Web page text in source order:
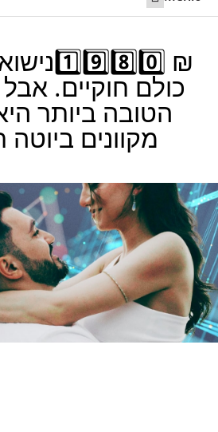
₪
כולם חוקיים.
הטובה ביותר היא
מקוונים ביוטה